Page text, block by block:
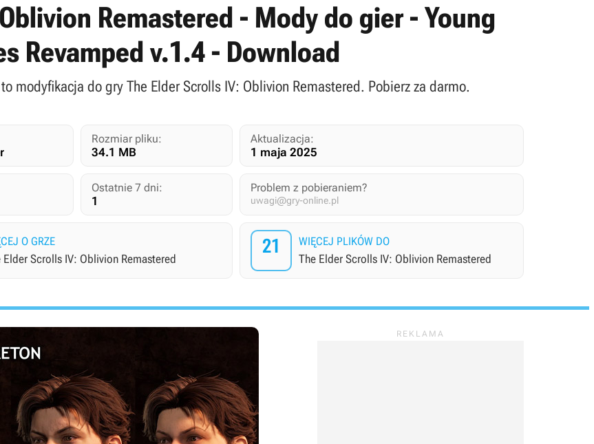
Remastered - Mody do gier - Young
Revamped v.1.4 - Download
modyfikacja do gry The Elder Scrolls IV: Oblivion Remastered. Pobierz za darmo.
Rozmiar pliku:
34.1 MB
Aktualizacja:
1 maja 2025
Ostatnie 7 dni:
1
Problem z pobieraniem?
uwagi@gry-online.pl
O GRZE
Elder Scrolls IV: Oblivion Remastered
21 WIĘCEJ PLIKÓW DO
The Elder Scrolls IV: Oblivion Remastered